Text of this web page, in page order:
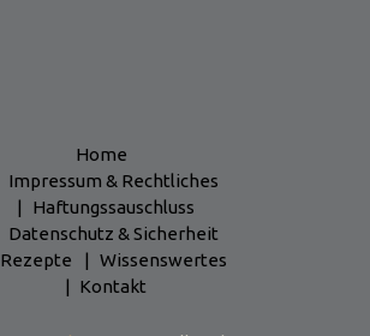
Home
Impressum & Rechtliches
Haftungssauschluss
Datenschutz & Sicherheit
Rezepte
Wissenswertes
Kontakt